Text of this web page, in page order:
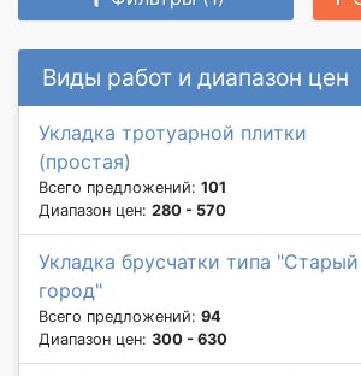
Виды работ и диапазон цен
Укладка тротуарной плитки
(простая)
Всего предложений: 101
Диапазон цен: 280 - 570
Укладка брусчатки типа "Старый
город"
Всего предложений: 94
Диапазон цен: 300 - 630